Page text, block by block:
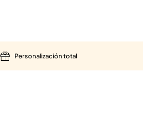
Personalización total